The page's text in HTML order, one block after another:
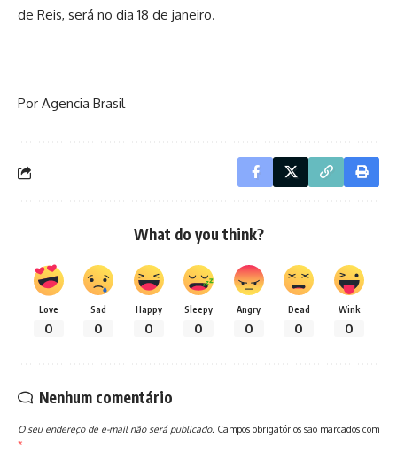
de Reis, será no dia 18 de janeiro.
Por Agencia Brasil
What do you think?
Love
0
Sad
0
Happy
0
Sleepy
0
Angry
0
Dead
0
Wink
0
Nenhum comentário
O seu endereço de e-mail não será publicado. Campos obrigatórios são marcados com
*